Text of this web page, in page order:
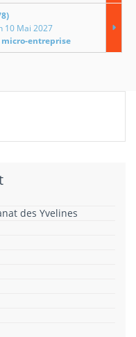
10 Mai 2027
entreprise
des Yvelines